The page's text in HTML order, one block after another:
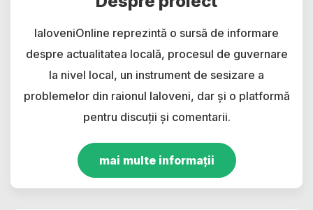
IaloveniOnline reprezintă o sursă de informare
despre actualitatea locală, procesul de guvernare
la nivel local, un instrument de sesizare a
problemelor din raionul Ialoveni, dar și o platformă
pentru discuții și comentarii.
mai multe informații